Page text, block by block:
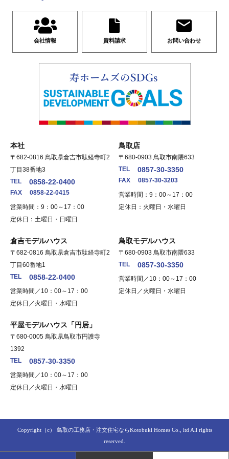
会社情報 資料請求 お問い合わせ
本社
〒682-0816 鳥取県倉吉市駄経寺町2
丁目38番地3
TEL
0858-22-0400
FAX
0858-22-0415
営業時間：9：00～17：00
定休日：土曜日・日曜日
鳥取店
〒680-0903 鳥取市南隈633
TEL
0857-30-3350
FAX
0857-30-3203
営業時間：9：00～17：00
定休日：火曜日・水曜日
倉吉モデルハウス
〒682-0816 鳥取県倉吉市駄経寺町2
丁目60番地1
TEL
0858-22-0400
営業時間／10：00～17：00
定休日／火曜日・水曜日
鳥取モデルハウス
〒680-0903 鳥取市南隈633
TEL
0857-30-3350
営業時間／10：00～17：00
定休日／火曜日・水曜日
平屋モデルハウス「円居」
〒680-0005 鳥取県鳥取市円護寺
1392
TEL
0857-30-3350
営業時間／10：00～17：00
定休日／火曜日・水曜日
Copyright（c） 鳥取の工務店・注文住宅ならKotobuki Homes Co., ltd All rights
reserved.